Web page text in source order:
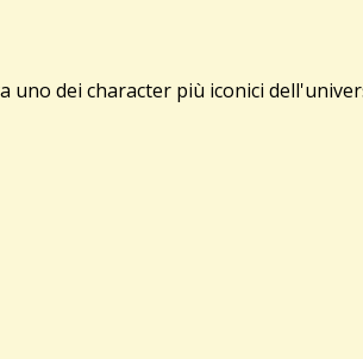
dei character più iconici